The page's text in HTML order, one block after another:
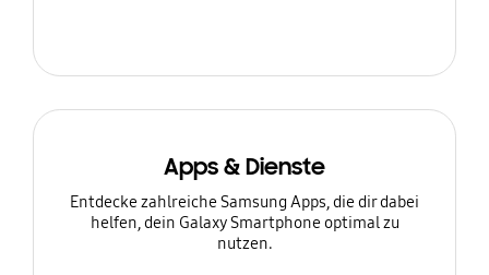
Apps & Dienste
Entdecke zahlreiche Samsung Apps, die dir dabei
helfen, dein Galaxy Smartphone optimal zu
nutzen.